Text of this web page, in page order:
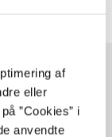
af
eller
”Cookies” i
anvendte